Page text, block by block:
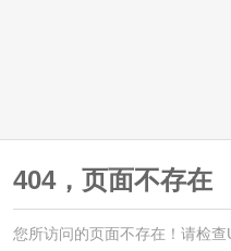
404，页面不存在
您所访问的页面不存在！请检